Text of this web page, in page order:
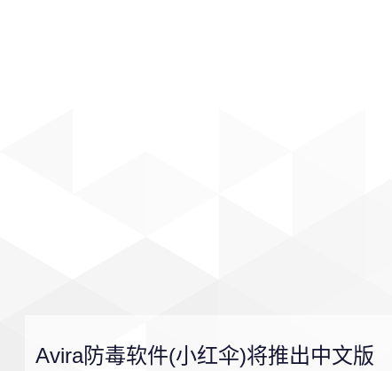
Avira防毒软件(小红伞)将推出中文版